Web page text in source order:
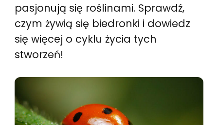
pasjonują się roślinami. Sprawdź,
czym żywią się biedronki i dowiedz
się więcej o cyklu życia tych
stworzeń!